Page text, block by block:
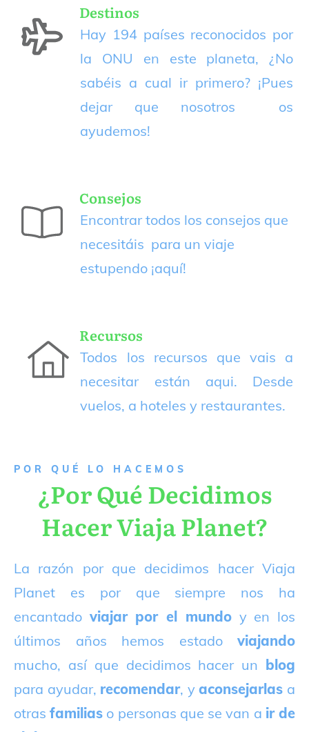
Destinos
Hay 194 países reconocidos por
la ONU en este planeta, ¿No
sabéis a cual ir primero? ¡Pues
dejar que nosotros os
ayudemos!
Consejos
Encontrar todos los consejos que
necesitáis para un viaje
estupendo ¡aquí!
Recursos
Todos los recursos que vais a
necesitar están aqui. Desde
vuelos, a hoteles y restaurantes.
P OR QUÉ LO HACEMOS
¿Por Qué Decidimos
Hacer Viaja Planet?
La razón por que decidimos hacer Viaja
Planet es por que siempre nos ha
encantado viajar por el mundoy en los
últimos años hemos estado viajando
mucho, así que decidimos hacer un blog
para ayudar, recomendar, yaconsejarlas a
otrasfamilias o personas que se van a ir de